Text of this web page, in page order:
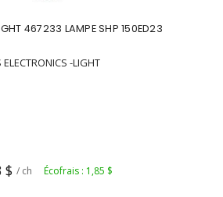
467233 LAMPE SHP 150ED23
ELECTRONICS -LIGHT
$ / ch Écofrais : 1,85 $